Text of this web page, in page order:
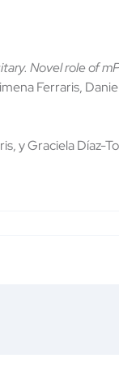
Novel role of
Ferraris,
y Graciela Díaz-